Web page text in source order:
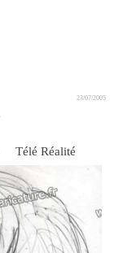
23/07/2005
Télé Réalité